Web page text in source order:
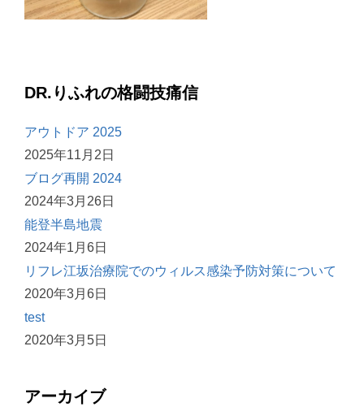
DR.りふれの格闘技痛信
アウトドア 2025
2025年11月2日
ブログ再開 2024
2024年3月26日
能登半島地震
2024年1月6日
リフレ江坂治療院でのウィルス感染予防対策について
2020年3月6日
test
2020年3月5日
アーカイブ